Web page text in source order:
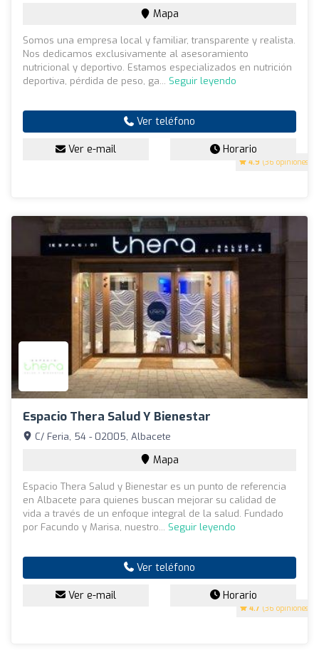
4.9 (36 opiniones)
Mapa
Somos una empresa local y familiar, transparente y realista.
Nos dedicamos exclusivamente al asesoramiento
nutricional y deportivo. Estamos especializados en nutrición
deportiva, pérdida de peso, ga... Seguir leyendo
Ver teléfono
Ver e-mail Horario
Espacio Thera Salud Y Bienestar
4.7 (36 opiniones)
C/ Feria, 54 - 02005, Albacete
Mapa
Espacio Thera Salud y Bienestar es un punto de referencia
en Albacete para quienes buscan mejorar su calidad de
vida a través de un enfoque integral de la salud. Fundado
por Facundo y Marisa, nuestro... Seguir leyendo
Ver teléfono
Ver e-mail Horario